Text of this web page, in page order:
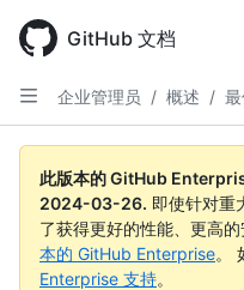
main
content
GitHub 文档
企业管理员 / 概述 /
此版本的 GitHub
2024-03-26. 即使针对重
了获得更好的性能、更高
本的 GitHub Enterprise。
Enterprise 支持。